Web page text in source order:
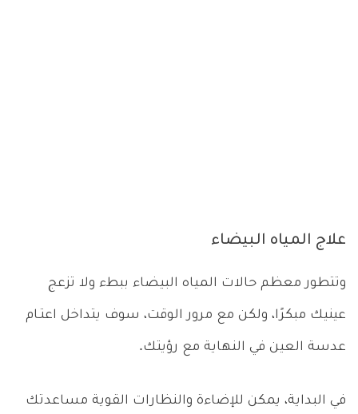
علاج المياه البيضاء
وتتطور معظم حالات المياه البيضاء ببطء ولا تزعج
عينيك مبكرًا، ولكن مع مرور الوقت، سوف يتداخل اعتـام
عدسة العين في النهاية مع رؤيتك.
في البداية، يمكن للإضاءة والنظارات القوية مساعدتك